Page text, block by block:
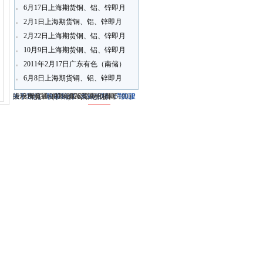
6月17日上海期货铜、铝、锌即月
开盘行情
2月1日上海期货铜、铝、锌即月
开盘行情
2月22日上海期货铜、铝、锌即月
开盘行情
10月9日上海期货铜、铝、锌即月
开盘行情
2011年2月17日广东有色（南储）
铝锭现货报价
6月8日上海期货铜、铝、锌即月
开盘行情
关于我们-联系我们-本站招聘-广告服
电话：(0714)8765286 传真：
大冶市灵通科技有限公司 @ （435100）
版权所有 © 2006-2026灵通铝材网鄂ICP